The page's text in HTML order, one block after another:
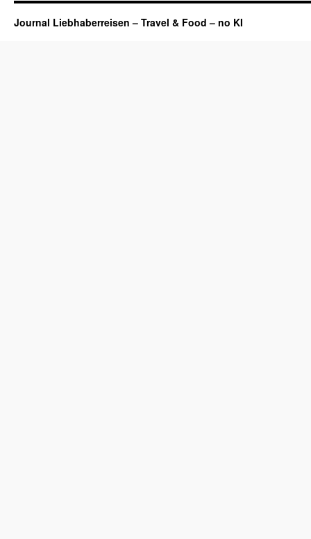
Journal Liebhaberreisen – Travel & Food – no KI